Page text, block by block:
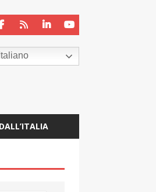
Italiano